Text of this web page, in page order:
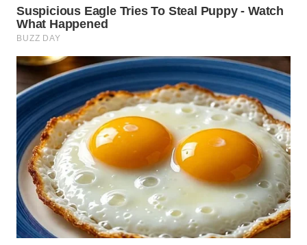
KARO
WN
SIMALUNGUN
WN
LABUHANBATU
WN
TAPANULI
TENGAH
WN DELI
SERDANG